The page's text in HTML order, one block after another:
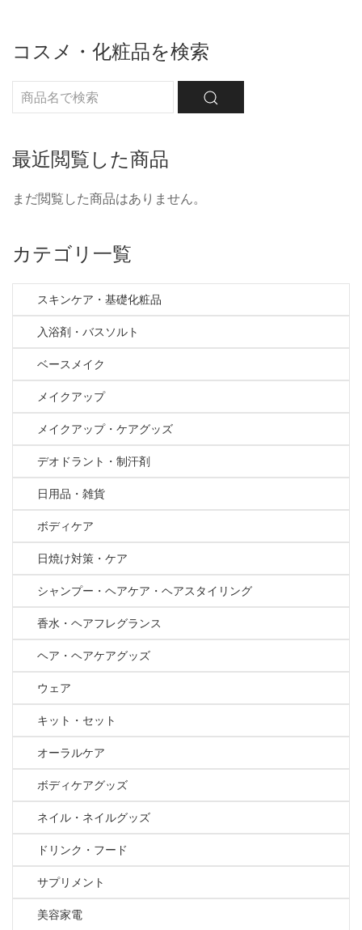
コスメ・化粧品を検索
最近閲覧した商品
まだ閲覧した商品はありません。
カテゴリ一覧
スキンケア・基礎化粧品
入浴剤・バスソルト
ベースメイク
メイクアップ
メイクアップ・ケアグッズ
デオドラント・制汗剤
日用品・雑貨
ボディケア
日焼け対策・ケア
シャンプー・ヘアケア・ヘアスタイリング
香水・ヘアフレグランス
ヘア・ヘアケアグッズ
ウェア
キット・セット
オーラルケア
ボディケアグッズ
ネイル・ネイルグッズ
ドリンク・フード
サプリメント
美容家電